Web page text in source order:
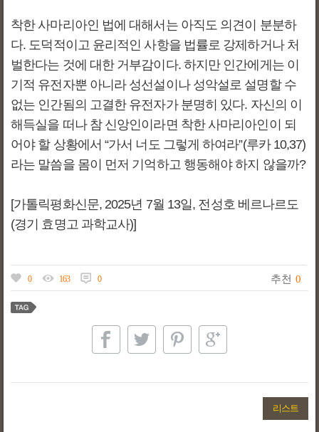
착한 사마리아인 법에 대해서는 아직도 의견이 분분하
다. 도덕적이고 윤리적인 사항을 법률로 강제하거나 처
벌한다는 것에 대한 거부감이다. 하지만 인간에게는 이
기적 유전자뿐 아니라 성선설이나 성악설로 설명할 수
없는 인간됨의 고결한 유전자가 분명히 있다. 자신의 이
해득실을 떠나 참 신앙인이라면 착한 사마리아인이 되
어야 할 상황에서 “가서 너도 그렇게 하여라”(루카 10,37)
라는 말씀을 몸이 먼저 기억하고 행동해야 하지 않을까?
[가톨릭평화신문, 2025년 7월 13일, 전성호 베르나르도
(경기 효명고 과학교사)]
0 163 0 추천 0
리스트